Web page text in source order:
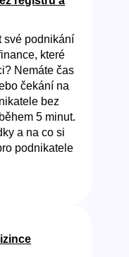
své podnikání
které
Nemáte čas
čekání na
bez
5 minut.
a na co si
podnikatele